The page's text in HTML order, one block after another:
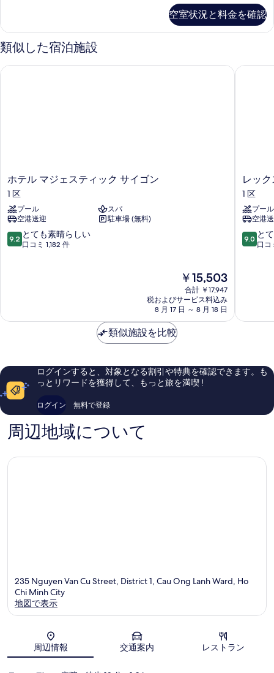
を
表
示
は
ツ
ン
ビ
ュ
ー
(FREE
6PM
べ
写
真
を
表
示
る
ス
ダ
ブ
ま
テ
ィ
ュ
(FREE
6PM
空室状況と料金を確認
類似した宿泊施設
ホ
テ
ル
マ
ジ
ェ
ス
ゴ
ホテル マジェスティック サイゴン
1 区
プール
スパ
空港送迎
駐車場 (無料)
10
段
素
い、
コ
ミ
件
の
コ
9.2 とても素晴らしい
口コミ 1,182 件
現
在
の
料
金
￥15,503
合計 ￥17,947
税およびサービス料込み
8 月 17 日 ～ 8 月 18 日
ホテル マジェスティック サイゴン
レ
ッ
ク
ス
ホ
テ
ル
レッ
1 区
プール
空港
10
段
素
い、
口
口
9.0 と
口コ
レック
類似施設を比較
ログインすると、対象となる割引や特典を確認できます。も
っとリワードを獲得して、もっと旅を満喫 !
ログイン 無料で登録
周辺地域について
235 Nguyen Van Cu Street, District 1, Cau Ong Lanh Ward, Ho
Chi Minh City
地図で表示
周辺情報 交通案内 レストラン